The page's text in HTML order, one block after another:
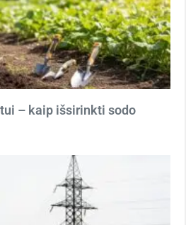
– kaip išsirinkti sodo